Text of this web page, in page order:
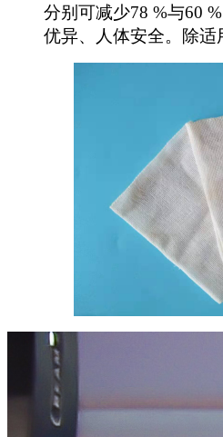
分别可减少78 %与60%
优异、 人体安全。除适